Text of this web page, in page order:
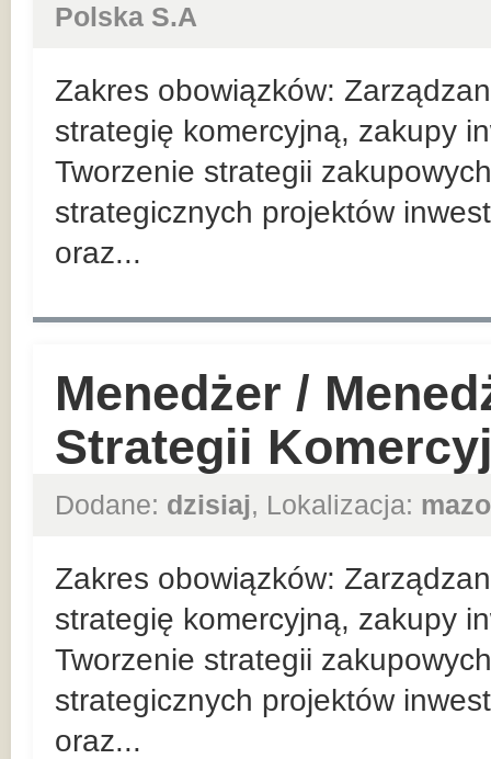
Polska S.A
Zakres obowiązków:
strategię komercyjną, zakupy
Tworzenie strategii
strategicznych projektów
oraz...
Menedżer /
Strategii
Dodane: dzisiaj, Lokalizacja:
Zakres obowiązków:
strategię komercyjną, zakupy
Tworzenie strategii
strategicznych projektów
oraz...